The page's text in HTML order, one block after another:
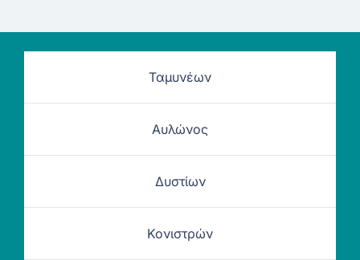
Ταμυνέων
Αυλώνος
Δυστίων
Κονιστρών